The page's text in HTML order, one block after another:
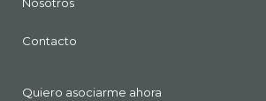
Contacto
Quiero asociarme ahora